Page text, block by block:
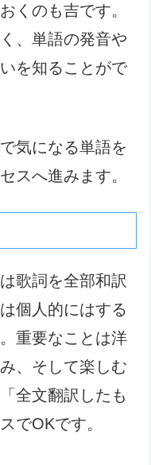
くのも吉です。
、単語の発音や
を知ることがで
気になる単語を
スへ進みます。
歌詞を全部和訳
個人的にはする
重要なことは洋
、そして楽しむ
全文翻訳したも
でOKです。